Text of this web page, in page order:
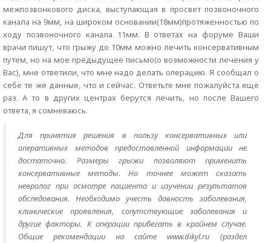
межпозвонкового диска, выступающая в просвет позвоночного
канала на 9мм, на широком основании(18мм)протяженностью по
ходу позвоночного канала 11мм. В ответах на форуме Ваши
врачи пишут, что грыжу до 10мм можно лечить консервативным
путем, но на мое предыдущее письмо(о возможности лечения у
Вас), мне ответили, что мне надо делать операцию. Я сообщал о
себе те же данные, что и сейчас. Ответьте мне пожалуйста ещё
раз. А то в других центрах берутся лечить, но после Вашего
ответа, я сомневаюсь.
Для принятия решения в пользу консервативных или
оперативных методов предоставленной информации не
достаточно. Размеры грыжи позволяют применить
консервативные методы. Но точнее может сказать
невролог при осмотре пациента и изучении результатов
обследования. Необходимо учесть давность заболевания,
клинические проявления, сопутствующие заболевания и
другие факторы. К операции прибегать в крайнем случае.
Общие рекомендации на сайте www.dikyl.ru (раздел